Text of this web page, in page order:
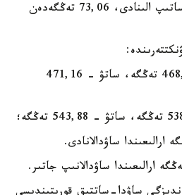
- يۋان 68,83 تەڭگەدەن ساتىپ الىنادى، 73,06 تەڭگەدەن
- دوللار: ساتىپ الۋ - 468,86 تەڭگە، ساتۋ - 471,16